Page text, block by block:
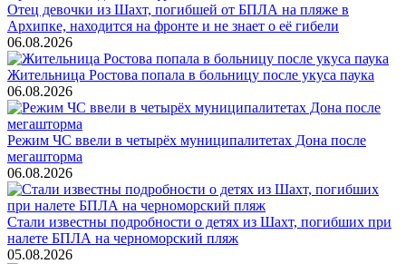
Отец девочки из Шахт, погибшей от БПЛА на пляже в
Архипке, находится на фронте и не знает о её гибели
06.08.2026
Жительница Ростова попала в больницу после укуса паука
06.08.2026
Режим ЧС ввели в четырёх муниципалитетах Дона после
мегашторма
06.08.2026
Стали известны подробности о детях из Шахт, погибших при
налете БПЛА на черноморский пляж
05.08.2026